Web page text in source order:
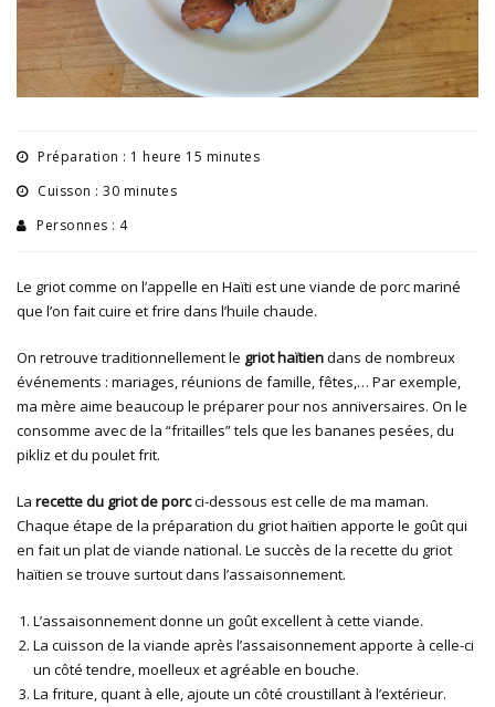
Préparation : 1 heure 15 minutes
Cuisson : 30 minutes
Personnes : 4
Le griot comme on l’appelle en Haïti est une viande de porc mariné
que l’on fait cuire et frire dans l’huile chaude.
On retrouve traditionnellement le griot haïtiendans de nombreux
événements : mariages, réunions de famille, fêtes,… Par exemple,
ma mère aime beaucoup le préparer pour nos anniversaires. On le
consomme avec de la “fritailles” tels que les bananes pesées, du
pikliz et du poulet frit.
La recette du griot de porcci-dessous est celle de ma maman.
Chaque étape de la préparation du griot haïtien apporte le goût qui
en fait un plat de viande national. Le succès de la recette du griot
haïtien se trouve surtout dans l’assaisonnement.
L’assaisonnement donne un goût excellent à cette viande.
La cuisson de la viande après l’assaisonnement apporte à celle-ci
un côté tendre, moelleux et agréable en bouche.
La friture, quant à elle, ajoute un côté croustillant à l’extérieur.